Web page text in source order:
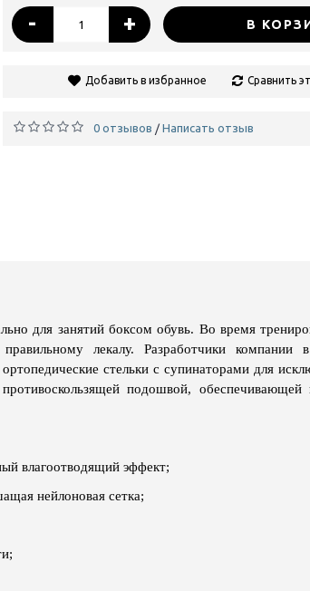
- + В
Добавить в избранное Сравнить
0 отзывов / Написать отзыв
для занятий боксом обувь. Во время
лекалу. Разработчики компании
стельки с супинаторами для
подошвой, обеспечивающей
влагоотводящий эффект;
нейлоновая сетка;